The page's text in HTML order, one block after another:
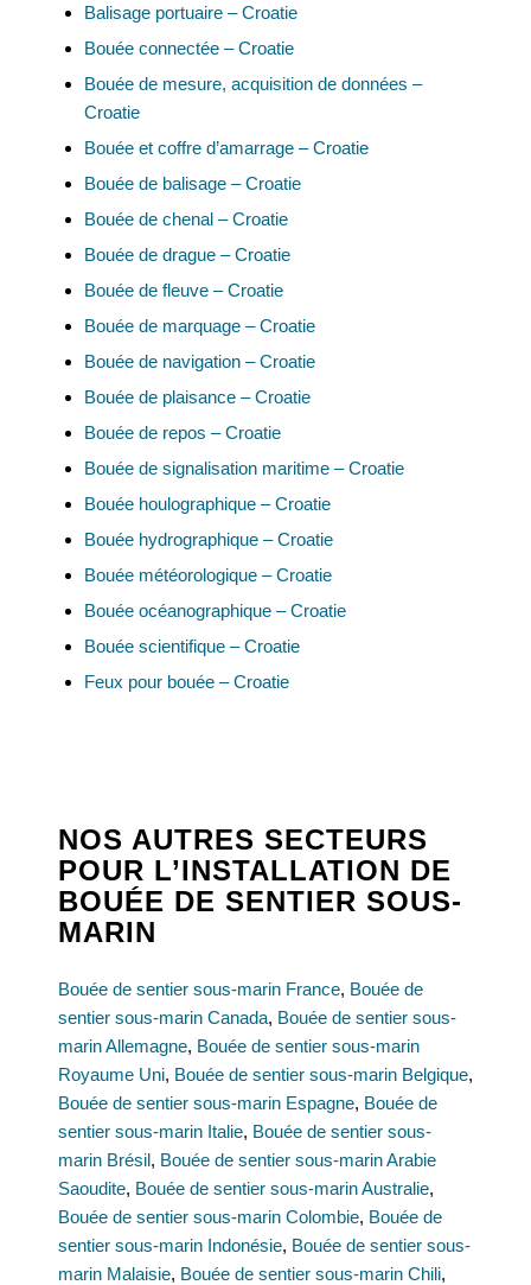
Balisage portuaire – Croatie
Bouée connectée – Croatie
Bouée de mesure, acquisition de données –
Croatie
Bouée et coffre d’amarrage – Croatie
Bouée de balisage – Croatie
Bouée de chenal – Croatie
Bouée de drague – Croatie
Bouée de fleuve – Croatie
Bouée de marquage – Croatie
Bouée de navigation – Croatie
Bouée de plaisance – Croatie
Bouée de repos – Croatie
Bouée de signalisation maritime – Croatie
Bouée houlographique – Croatie
Bouée hydrographique – Croatie
Bouée météorologique – Croatie
Bouée océanographique – Croatie
Bouée scientifique – Croatie
Feux pour bouée – Croatie
NOS AUTRES SECTEURS
POUR L’INSTALLATION DE
BOUÉE DE SENTIER SOUS-
MARIN
Bouée de sentier sous-marin France, Bouée de
sentier sous-marin Canada, Bouée de sentier sous-
marin Allemagne, Bouée de sentier sous-marin
Royaume Uni, Bouée de sentier sous-marin Belgique,
Bouée de sentier sous-marin Espagne, Bouée de
sentier sous-marin Italie, Bouée de sentier sous-
marin Brésil, Bouée de sentier sous-marin Arabie
Saoudite, Bouée de sentier sous-marin Australie,
Bouée de sentier sous-marin Colombie, Bouée de
sentier sous-marin Indonésie, Bouée de sentier sous-
marin Malaisie, Bouée de sentier sous-marin Chili,